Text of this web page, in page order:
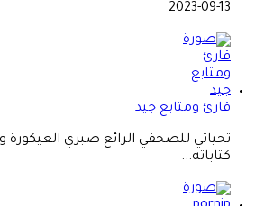
2023-09-13
قارئ ومتابع جيد
تحياتي للصحفي الرائع صبري العيكورة
كتاباته...